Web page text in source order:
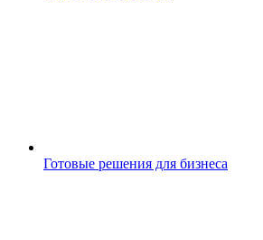
Готовые решения для бизнеса